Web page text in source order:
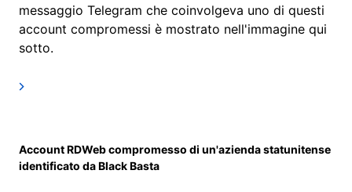
messaggio Telegram che coinvolgeva uno di questi
account compromessi è mostrato nell'immagine qui
sotto.
Account RDWeb compromesso di un'azienda statunitense
identificato da Black Basta